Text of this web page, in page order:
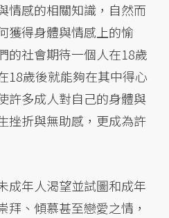
情感的相關知識，自然而
獲得身體與情感上的愉
的社會期待一個人在18歲
18歲後就能夠在其中得心
許多成人對自己的身體與
挫折與無助感，更成為許
成年人渴望並試圖和成年
拜、傾慕甚至戀愛之情，